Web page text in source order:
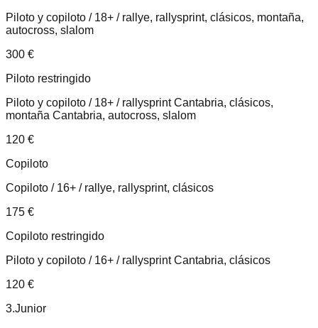
Piloto y copiloto / 18+ / rallye, rallysprint, clásicos, montaña,
autocross, slalom
300 €
Piloto restringido
Piloto y copiloto / 18+ / rallysprint Cantabria, clásicos,
montaña Cantabria, autocross, slalom
120 €
Copiloto
Copiloto / 16+ / rallye, rallysprint, clásicos
175 €
Copiloto restringido
Piloto y copiloto / 16+ / rallysprint Cantabria, clásicos
120 €
3.Junior